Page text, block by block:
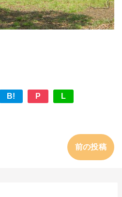
B! P L
前の投稿